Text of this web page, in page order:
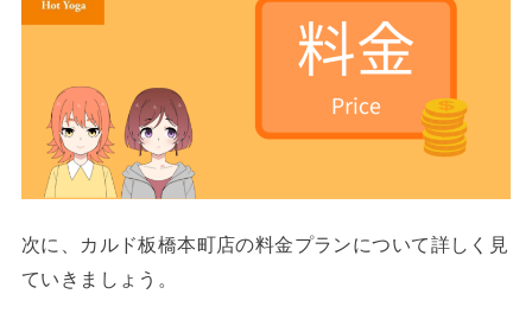
次に、カルド板橋本町店の料金プランについて詳しく見
ていきましょう。